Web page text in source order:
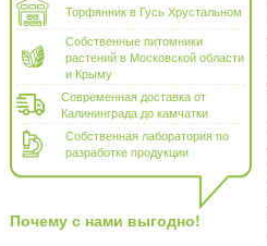
Торфянник в Гусь Хрустальном
Собственные питомники
растений в Московской области
и Крыму
Современная доставка от
Калининграда до камчатки
Собственная лаборатория по
разработке продукции
Почему с нами выгодно!